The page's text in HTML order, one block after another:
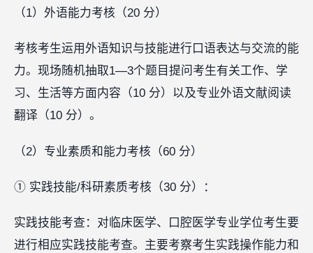
（1）外语能力考核（20 分）
考核考生运用外语知识与技能进行口语表达与交流的能
力。现场随机抽取1—3个题目提问考生有关工作、学
习、生活等方面内容（10 分）以及专业外语文献阅读
翻译（10 分）。
（2）专业素质和能力考核（60 分）
① 实践技能/科研素质考核（30 分）：
实践技能考查：对临床医学、口腔医学专业学位考生要
进行相应实践技能考查。主要考察考生实践操作能力和